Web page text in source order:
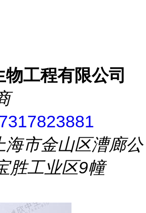
工程有限公司
海市金山区漕廊公
胜工业区9幢